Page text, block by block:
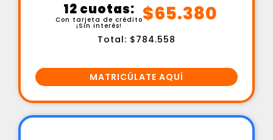
12 cuotas:
Con tarjeta de crédito
¡Sin interés!
$65.380
Total: $784.558
MATRICÚLATE AQUÍ